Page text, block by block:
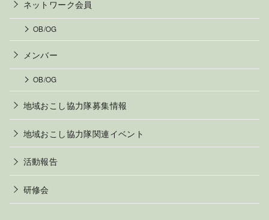
ネットワーク会員
OB/OG
メンバー
OB/OG
地域おこし協力隊募集情報
地域おこし協力隊関連イベント
活動報告
研修会